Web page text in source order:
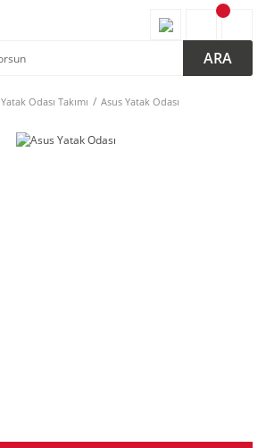
ARA
Yatak Odası Takımı Asus Yatak Odası